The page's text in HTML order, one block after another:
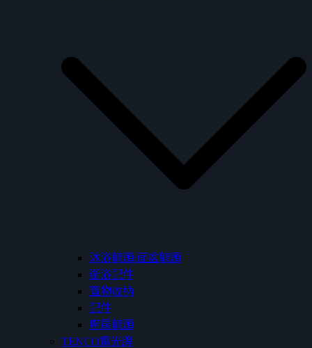
沐浴龍頭/面盆龍頭
衛浴配件
置物收納
配件
廚房龍頭
TENCO電光牌